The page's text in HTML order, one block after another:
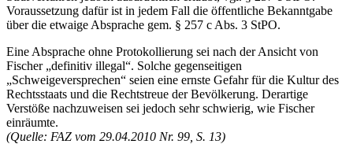
Voraussetzung dafür ist in jedem Fall die öffentliche Bekanntgabe
über die etwaige Absprache gem. § 257 c Abs. 3 StPO.
Eine Absprache ohne Protokollierung sei nach der Ansicht von
Fischer „definitiv illegal“. Solche gegenseitigen
„Schweigeversprechen“ seien eine ernste Gefahr für die Kultur des
Rechtsstaats und die Rechtstreue der Bevölkerung. Derartige
Verstöße nachzuweisen sei jedoch sehr schwierig, wie Fischer
einräumte.
(Quelle: FAZ vom 29.04.2010 Nr. 99, S. 13)